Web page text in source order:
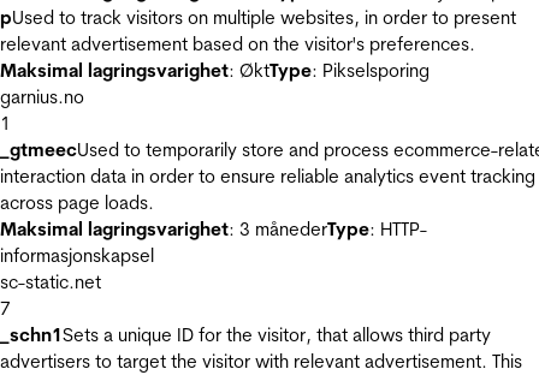
pUsed to track visitors on multiple websites, in order to present
relevant advertisement based on the visitor's preferences.
Maksimal lagringsvarighet: ØktType: Pikselsporing
garnius.no
1
_gtmeecUsed to temporarily store and process ecommerce-
interaction data in order to ensure reliable analytics event tracking
across page loads.
Maksimal lagringsvarighet: 3 månederType: HTTP-
informasjonskapsel
sc-static.net
7
_schn1Sets a unique ID for the visitor, that allows third party
advertisers to target the visitor with relevant advertisement. This